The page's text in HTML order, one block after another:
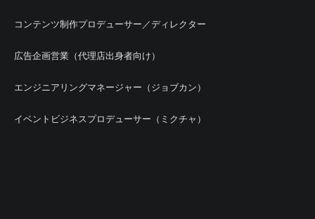
コンテンツ制作プロデューサー／ディレクター
広告企画営業（代理店出身者向け）
エンジニアリングマネージャー（ジョブカン）
イベントビジネスプロデューサー（ミクチャ）